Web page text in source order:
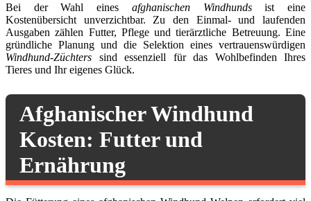
Bei der Wahl eines afghanischen Windhundsist eine
Kostenübersicht unverzichtbar. Zu den Einmal- und laufenden
Ausgaben zählen Futter, Pflege und tierärztliche Betreuung. Eine
gründliche Planung und die Selektion eines vertrauenswürdigen
Windhund-Züchters sind essenziell für das Wohlbefinden Ihres
Tieres und Ihr eigenes Glück.
Afghanischer Windhund
Kosten: Futter und
Ernährung